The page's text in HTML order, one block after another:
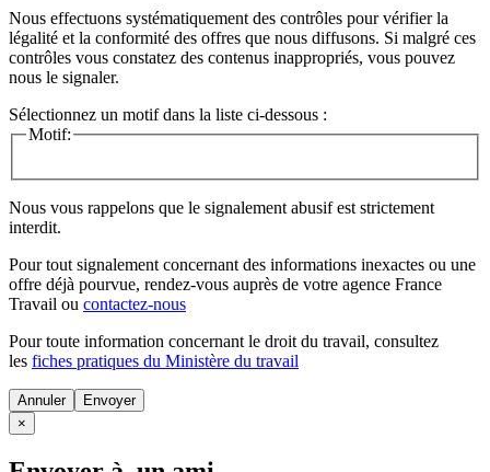
Nous effectuons systématiquement des contrôles pour vérifier la
légalité et la conformité des offres que nous diffusons. Si malgré ces
contrôles vous constatez des contenus inappropriés, vous pouvez
nous le signaler.
Sélectionnez un motif dans la liste ci-dessous :
Motif:
Nous vous rappelons que le signalement abusif est strictement
interdit.
Pour tout signalement concernant des informations inexactes ou une
offre déjà pourvue, rendez-vous auprès de votre agence France
Travail ou contactez-nous
Pour toute information concernant le droit du travail, consultez
les fiches pratiques du Ministère du travail
Annuler
×